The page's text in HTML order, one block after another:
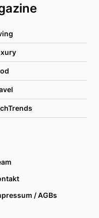
/ AGBs